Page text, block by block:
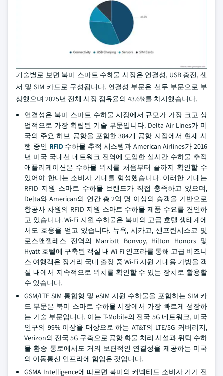
기술별로 보면 북미 스마트 수하물 시장은 연결성, USB 충전, 센
서 및 SIM 카드로 구성됩니다. 연결성 부문은 선두 부문으로 부
상했으며 2025년 전체 시장 점유율의 43.6%를 차지했습니다.
연결성은 북미 스마트 수하물 시장에서 규모가 가장 크고 상
업적으로 가장 확립된 기술 부문입니다. Delta Air Lines가 미
국의 주요 허브 공항을 포함한 384개 공항 지점에서 현재 시
행 중인 RFID수하물 추적 시스템과 American Airlines가 2016
년 미국 국내선 네트워크 전역에 도입한 실시간 수하물 추적
애플리케이션은 수하물 위치를 처음부터 끝까지 확인할 수
있어야 한다는 소비자 기대를 형성했습니다. 이러한 기대는
RFID 지원 스마트 수하물 브랜드가 직접 충족하고 있으며,
Delta와 American의 연간 총 2억 명 이상의 승객을 기반으로
항공사 차원의 RFID 지원 스마트 수하물 제품 수요를 견인하
고 있습니다. Wi-Fi 지원 수하물은 북미의 고급 호텔 생태계에
서도 호응을 얻고 있습니다. 뉴욕, 시카고, 샌프란시스코 및
로스앤젤레스 전역의 Marriott Bonvoy, Hilton Honors 및
Hyatt 호텔에 구축된 객실 내 Wi-Fi 인프라를 통해 고급 비즈니
스 여행객은 장거리 국내 출장 중 Wi-Fi 지원 기내용 가방을 객
실 내에서 지속적으로 위치를 확인할 수 있는 장치로 활용할
수 있습니다.
GSM/LTE SIM 통합형 및 eSIM 지원 수하물을 포함하는 SIM 카
드 부문은 북미 스마트 수하물 시장에서 가장 빠르게 성장하
는 기술 부문입니다. 이는 T-Mobile의 전국 5G 네트워크, 미국
인구의 99% 이상을 대상으로 하는 AT&T의 LTE/5G 커버리지,
Verizon의 전국 5G 구축으로 공항 화물 처리 시설과 위탁 수하
물 환승 통로에서도 거의 보편적인 연결성을 제공하는 미국
의 이동통신 인프라에 힘입은 것입니다.
GSMA Intelligence에 따르면 북미의 커넥티드 소비자 기기 전